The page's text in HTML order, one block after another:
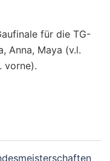
für die TG-
Anna, Maya (v.l.
vorne).